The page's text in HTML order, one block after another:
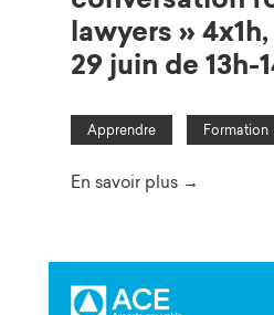
lawyers »
29 juin de 13h-
Apprendre Formation
En savoir plus →